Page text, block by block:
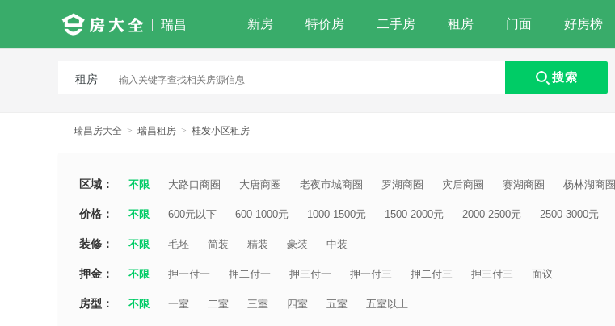
瑞昌 新房 特价房 二手房 租房 门面 好房榜
租房 搜索
瑞昌房大全 > 瑞昌租房 > 桂发小区租房
区域： 不限 大路口商圈 大唐商圈 老夜市城商圈 罗湖商圈 灾后商圈 赛湖商圈 杨林湖商圈
价格： 不限 600元以下 600-1000元 1000-1500元 1500-2000元 2000-2500元 2500-3000元
装修： 不限 毛坯 简装 精装 豪装 中装
押金： 不限 押一付一 押二付一 押三付一 押一付三 押二付三 押三付三 面议
房型： 不限 一室 二室 三室 四室 五室 五室以上